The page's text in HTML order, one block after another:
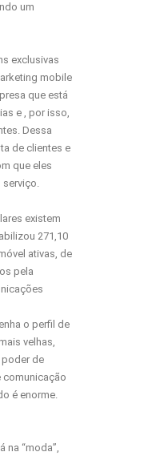
um
exclusivas
mobile
que está
e , por isso,
Dessa
de clientes e
que eles
serviço.
existem
271,10
ativas, de
pela
o perfil de
velhas,
de
comunicação
é enorme.
na “moda”,